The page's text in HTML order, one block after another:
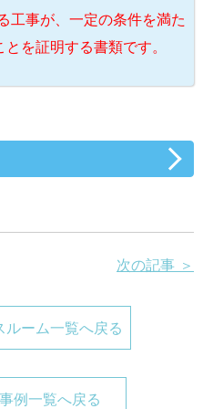
工事が、一定の条件を満た
を証明する書類です。
次の記事 ＞
ルーム一覧へ戻る
例一覧へ戻る